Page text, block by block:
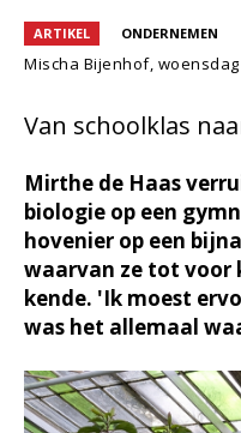
ARTIKEL ONDERNEMEN
Mischa Bijenhof,
Van schoolklas
Mirthe de Haas
biologie op een
hovenier op een
waarvan ze tot voor
kende. 'Ik moest
was het allemaal